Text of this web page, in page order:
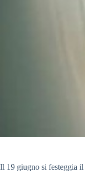
Il 19 giugno si festeggia il